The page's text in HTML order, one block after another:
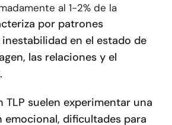
al 1-2% de la
por patrones
en el estado de
las relaciones y el
TLP suelen experimentar una
emocional, dificultades para